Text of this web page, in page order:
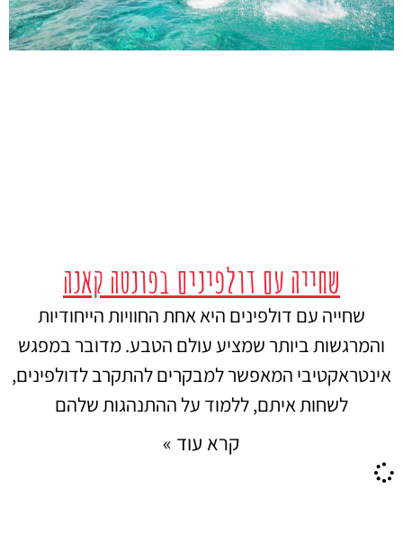
שחייה עם דולפינים בפונטה קאנה
שחייה עם דולפינים היא אחת החוויות הייחודיות
והמרגשות ביותר שמציע עולם הטבע. מדובר במפגש
אינטראקטיבי המאפשר למבקרים להתקרב לדולפינים,
לשחות איתם, ללמוד על ההתנהגות שלהם
קרא עוד »